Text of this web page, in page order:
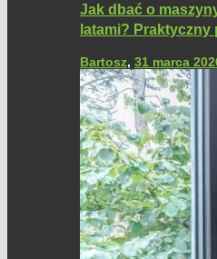
Jak dbać o
latami? Praktyczny
Bartosz, 31 marca